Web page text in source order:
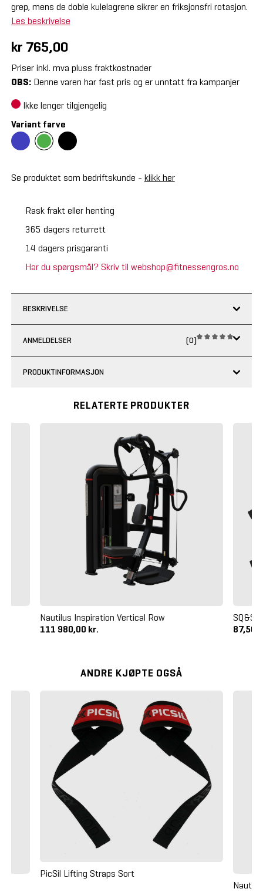
grep, mens de doble kulelagrene sikrer en friksjonsfri rotasjon.
Les beskrivelse
kr 765,00
Priser inkl. mva pluss fraktkostnader
OBS:Denne varen har fast pris og er unntatt fra kampanjer
Ikke lenger tilgjengelig
Variant farve
Se produktet som bedriftskunde - klikk her
Rask frakt eller henting
365 dagers returrett
14 dagers prisgaranti
Har du spørgsmål? Skriv til webshop@fitnessengros.no
BESKRIVELSE
ANMELDELSER (0)
PRODUKTINFORMASJON
RELATERTE PRODUKTER
Nautilus Inspiration Vertical Row
111 980,00 kr.
87,50
ANDRE KJØPTE OGSÅ
PicSil Lifting Straps Sort